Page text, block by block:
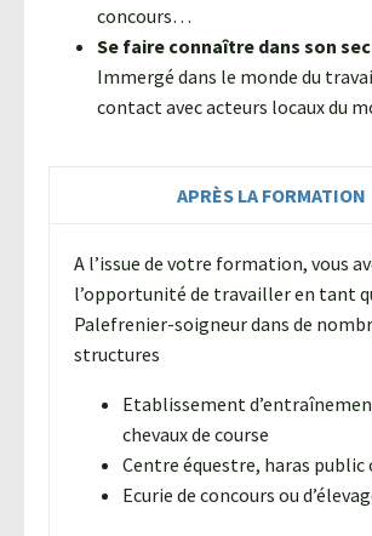
concours…
Se faire connaître dans son
Immergé dans le monde du
contact avec acteurs locaux du
APRÈS LA FORMATION
A l’issue de votre formation, vous
l’opportunité de travailler en tant
Palefrenier-soigneur dans de
structures
Etablissement
chevaux de course
Centre équestre, haras public
Ecurie de concours ou